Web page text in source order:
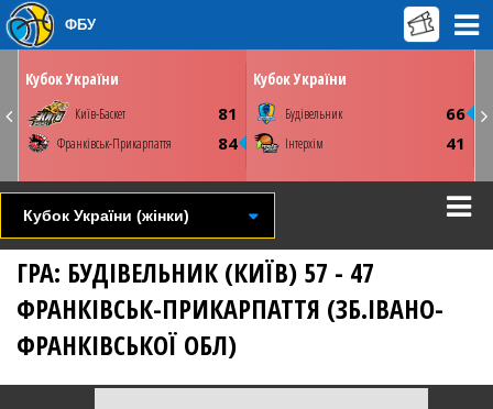
01 березня
Youtube
СТАТИСТИКАНОВИНАФОТО
Кубок України
Київ-Баскет 81
Франківськ-Прикарпаття 84
02 березня
СТАТИСТИКА
Кубок України
Будівельник 66
Інтерхім 41
ФБУ
Кубок України (жінки)
ГРА: БУДІВЕЛЬНИК (КИЇВ) 57 - 47
ФРАНКІВСЬК-ПРИКАРПАТТЯ (ЗБ.ІВАНО-
ФРАНКІВСЬКОЇ ОБЛ)